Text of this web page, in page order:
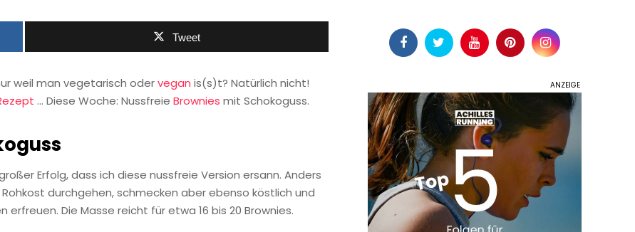
Tweet
weil man vegetarisch odervegan is(s)t? Natürlich nicht!
… Diese Woche: Nussfreie Brownies mit Schokoguss.
Erfolg, dass ich diese nussfreie Version ersann. Anders
durchgehen, schmecken aber ebenso köstlich und
Die Masse reicht für etwa 16 bis 20 Brownies.